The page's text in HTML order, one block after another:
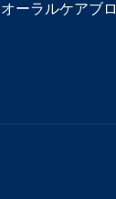
ーラルケアブロ